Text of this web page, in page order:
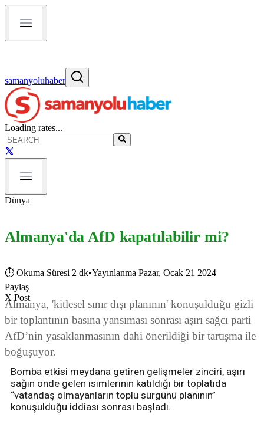
samanyoluhaber
Loading rates...
Dünya
Almanya'da AfD kapatılabilir mi?
⏱ Okuma Süresi 2 dk•Yayınlanma Pazar, Ocak 21 2024
Paylaş
X Post
Almanya, 'kitlesel sınır dışı planının' konuşulduğu gizli
bir toplantının basına yansıması sonrası aşırı sağcı parti
AfD’nin yasaklanmasının dahi önerildiği bir tartışma ile
boğuşuyor.
Bomba etkisi meydana getiren gelişmeler zinciri, aşırı
sağın önde gelen isimlerinin katıldığı bir toplatıda
“vatandaş olmayanların toplu sürgünü planının”
konuşulduğu iddiası sonrası başladı.